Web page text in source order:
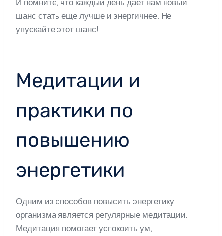
И помните, что каждый день дает нам новый
шанс стать еще лучше и энергичнее. Не
упускайте этот шанс!
Медитации и
практики по
повышению
энергетики
Одним из способов повысить энергетику
организма является регулярные медитации.
Медитация помогает успокоить ум,